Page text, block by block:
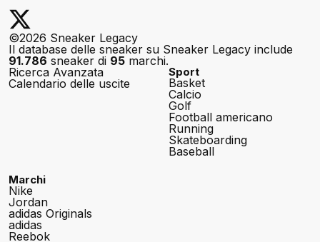
©2026 Sneaker Legacy
Il database delle sneaker su Sneaker Legacy include
91.786 sneaker di 95 marchi.
Ricerca Avanzata
Calendario delle uscite
Sport
Basket
Calcio
Golf
Football americano
Running
Skateboarding
Baseball
Marchi
Nike
Jordan
adidas Originals
adidas
Reebok